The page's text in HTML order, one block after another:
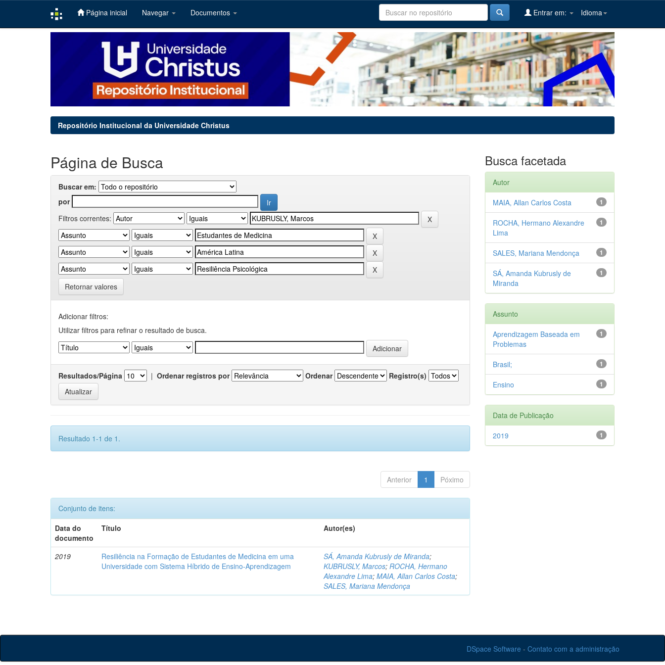
Página inicial Navegar Documentos Idioma
Entrar em:
Repositório Institucional da Universidade Christus
Página de Busca
Buscar em:
por
Filtros correntes:
Retornar valores
Adicionar filtros:
Utilizar filtros para refinar o resultado de busca.
Resultados/Página | Ordenar registros por Ordenar Registro(s)
Resultado 1-1 de 1.
Anterior 1 Póximo
Conjunto de itens:
Data do
documento
Título Autor(es)
2019
Resiliência na Formação de Estudantes de Medicina em uma
Universidade com Sistema Híbrido de Ensino-Aprendizagem
SÁ, Amanda Kubrusly de Miranda;
KUBRUSLY, Marcos;ROCHA, Hermano
Alexandre Lima;MAIA, Allan Carlos Costa;
SALES, Mariana Mendonça
Busca facetada
Autor
1
MAIA, Allan Carlos Costa
1
ROCHA, Hermano Alexandre
Lima
1
SALES, Mariana Mendonça
1
SÁ, Amanda Kubrusly de
Miranda
Assunto
1
Aprendizagem Baseada em
Problemas
1
Brasil;
1
Ensino
Data de Publicação
1
2019
DSpace Software - Contato com a administração